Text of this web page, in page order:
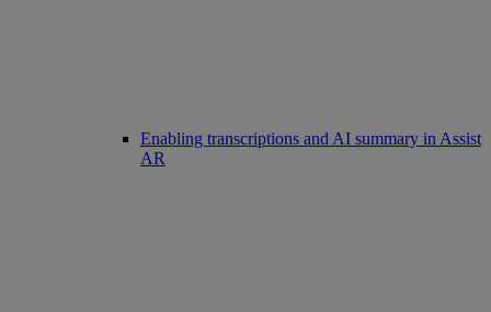
Enabling transcriptions and AI summary in Assist
AR